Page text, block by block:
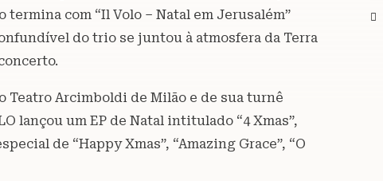
termina com “Il Volo – Natal em Jerusalém”
do trio se juntou à atmosfera da Terra
Teatro Arcimboldi de Milão e de sua turnê
lançou um EP de Natal intitulado “4 Xmas”,
de “Happy Xmas”, “Amazing Grace”, “O